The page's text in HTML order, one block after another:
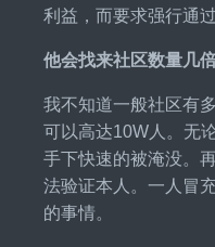
利益，而要求强行通
他会找来社区数量几
我不知道一般社区有
可以高达10W人。无
手下快速的被淹没。
法验证本人。一人冒
的事情。